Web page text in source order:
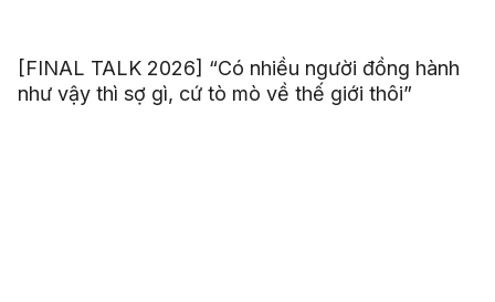
[FINAL TALK 2026] “Có nhiều người đồng hành
như vậy thì sợ gì, cứ tò mò về thế giới thôi”